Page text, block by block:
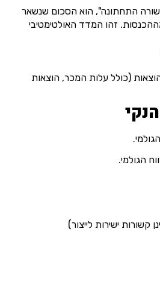
התחתונה", הוא הסכום שנשאר
זהו המדד האולטימטיבי
(כולל עלות המכר, הוצאות
הגולמי.
קשורות ישירות לייצור)